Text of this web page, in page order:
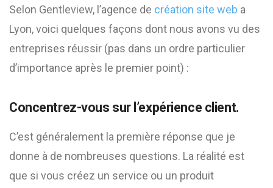
Selon Gentleview, l’agence de création site web a
Lyon, voici quelques façons dont nous avons vu des
entreprises réussir (pas dans un ordre particulier
d’importance après le premier point) :
Concentrez-vous sur l’expérience client.
C’est généralement la première réponse que je
donne à de nombreuses questions. La réalité est
que si vous créez un service ou un produit